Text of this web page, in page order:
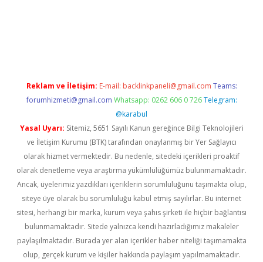
Reklam ve İletişim: E-mail: backlinkpaneli@gmail.com Teams:
forumhizmeti@gmail.com Whatsapp: 0262 606 0 726 Telegram:
@karabul
Yasal Uyarı: Sitemiz, 5651 Sayılı Kanun gereğince Bilgi Teknolojileri
ve İletişim Kurumu (BTK) tarafından onaylanmış bir Yer Sağlayıcı
olarak hizmet vermektedir. Bu nedenle, sitedeki içerikleri proaktif
olarak denetleme veya araştırma yükümlülüğümüz bulunmamaktadır.
Ancak, üyelerimiz yazdıkları içeriklerin sorumluluğunu taşımakta olup,
siteye üye olarak bu sorumluluğu kabul etmiş sayılırlar. Bu internet
sitesi, herhangi bir marka, kurum veya şahıs şirketi ile hiçbir bağlantısı
bulunmamaktadır. Sitede yalnızca kendi hazırladığımız makaleler
paylaşılmaktadır. Burada yer alan içerikler haber niteliği taşımamakta
olup, gerçek kurum ve kişiler hakkında paylaşım yapılmamaktadır.